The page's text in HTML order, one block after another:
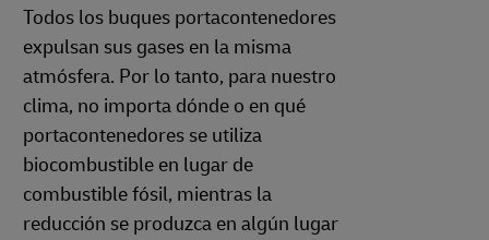
Todos los buques portacontenedores
expulsan sus gases en la misma
atmósfera. Por lo tanto, para nuestro
clima, no importa dónde o en qué
portacontenedores se utiliza
biocombustible en lugar de
combustible fósil, mientras la
reducción se produzca en algún lugar